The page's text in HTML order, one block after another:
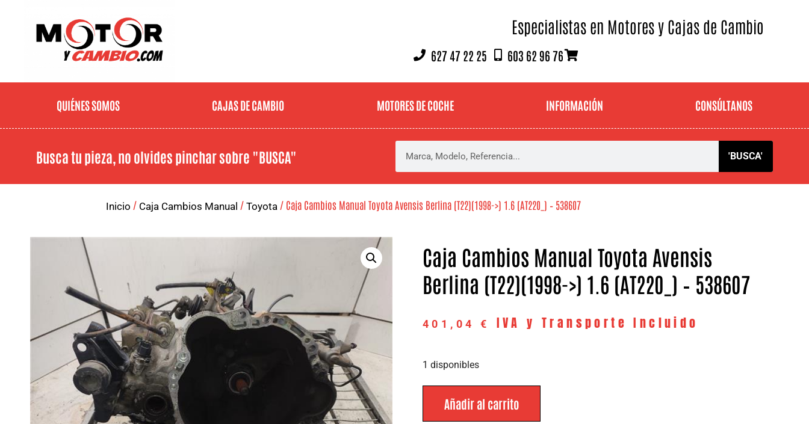
Especialistas en Motores y Cajas de Cambio
627 47 22 25 603 62 96 76
QUIÉNES SOMOS CAJAS DE CAMBIO MOTORES DE COCHE INFORMACIÓN CONSÚLTANOS
Busca tu pieza, no olvides pinchar sobre "BUSCA" 'BUSCA'
Inicio / Caja Cambios Manual / Toyota / Caja Cambios Manual Toyota Avensis Berlina (T22)(1998->) 1.6 (AT220_) – 538607
Caja Cambios Manual Toyota Avensis
Berlina (T22)(1998->) 1.6 (AT220_) – 538607
401,04 € IVA y Transporte Incluido
1 disponibles
Añadir al carrito